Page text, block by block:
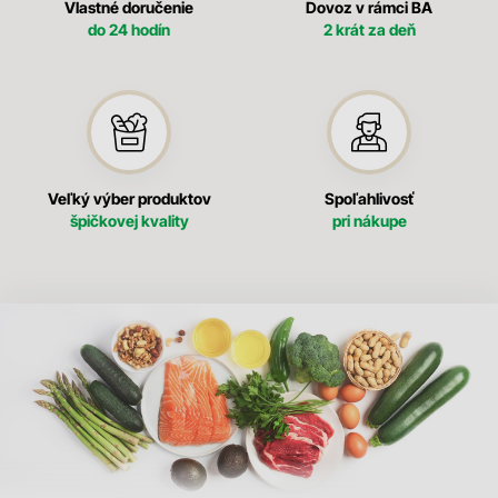
Vlastné doručenie
do 24 hodín
Dovoz v rámci BA
2 krát za deň
Veľký výber produktov
špičkovej kvality
Spoľahlivosť
pri nákupe